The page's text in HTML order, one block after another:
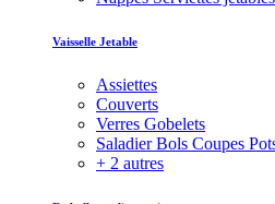
Vaisselle Jetable
Assiettes
Couverts
Verres Gobelets
Saladier Bols Coupes
+ 2 autres